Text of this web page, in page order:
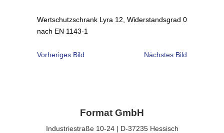
Wertschutzschrank Lyra 12, Widerstandsgrad 0
nach EN 1143-1
Vorheriges Bild Nächstes Bild
Format GmbH
Industriestraße 10-24 | D-37235 Hessisch